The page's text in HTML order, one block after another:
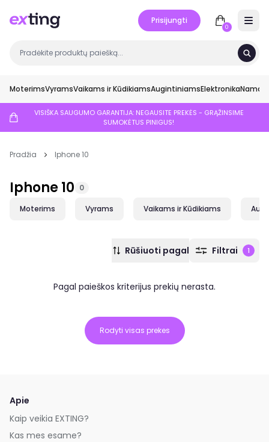
Prisijungti
0
MoterimsVyramsVaikams ir KūdikiamsAugintiniamsElektronikaNamai
VISIŠKA SAUGUMO GARANTIJA: NEGAUSITE PREKĖS - GRĄŽINSIME
SUMOKĖTUS PINIGUS!
Pradžia Iphone 10
Iphone 10 0
Moterims Vyrams Vaikams ir Kūdikiams
Rūšiuoti pagal Filtrai 1
Pagal paieškos kriterijus prekių nerasta.
Rodyti visas prekes
Apie
Kaip veikia EXTING?
Kas mes esame?